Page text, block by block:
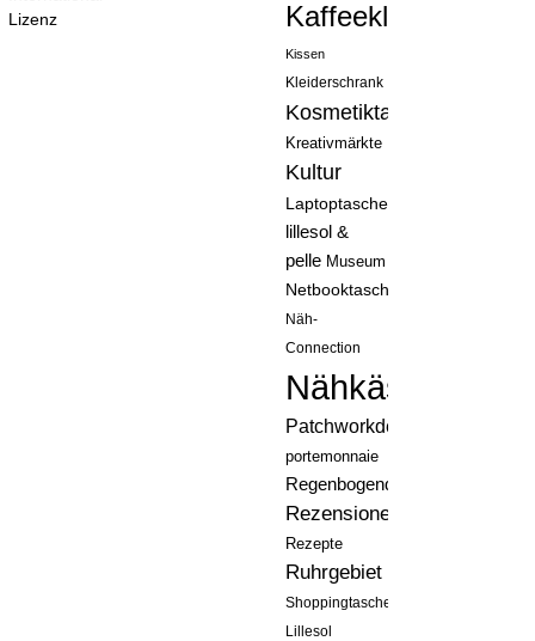
Lizenz
Kaffeeklatsch
Kissen
Kleiderschrank
Kosmetiktasche
Kreativmärkte
Kultur
Laptoptasche
lillesol &
pelle Museum
Netbooktasche
Näh-
Connection
Nähkästchen
Patchworkdecke
portemonnaie
Regenbogenquilt
Rezensionen
Rezepte
Ruhrgebiet
Shoppingtasche
Lillesol